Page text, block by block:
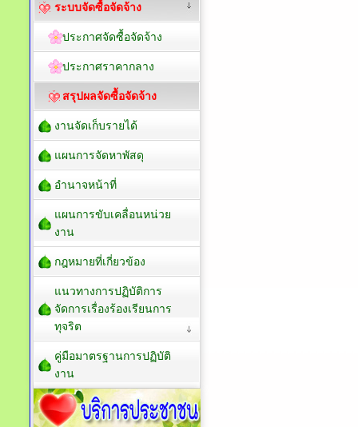
ระบบจัดซื้อจัดจ้าง
ประกาศจัดซื้อจัดจ้าง
ประกาศราคากลาง
สรุปผลจัดซื้อจัดจ้าง
งานจัดเก็บรายได้
แผนการจัดหาพัสดุ
อำนาจหน้าที่
แผนการขับเคลื่อนหน่วย
งาน
กฎหมายที่เกี่ยวข้อง
แนวทางการปฏิบัติการ
จัดการเรื่องร้องเรียนการ
ทุจริต
คู่มือมาตรฐานการปฏิบัติ
งาน